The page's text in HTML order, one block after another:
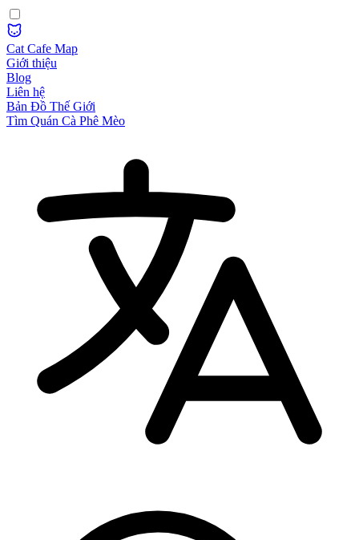
Cat Cafe Map
Giới thiệu
Blog
Liên hệ
Bản Đồ Thế Giới
Tìm Quán Cà Phê Mèo